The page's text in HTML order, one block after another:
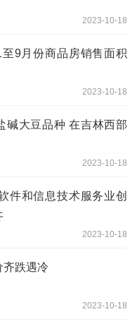
2023-10-18
9月份商品房销售面积
2023-10-18
碱大豆品种 在吉林西部
2023-10-18
件和信息技术服务业创
2023-10-18
齐跌遇冷
2023-10-18